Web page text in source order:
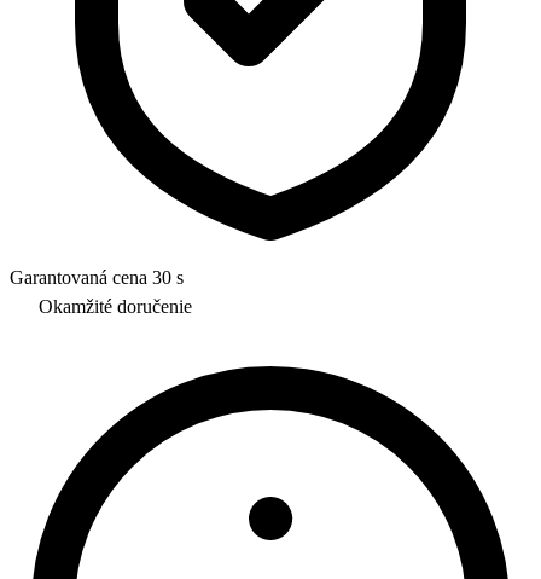
Garantovaná cena 30 s
Okamžité doručenie